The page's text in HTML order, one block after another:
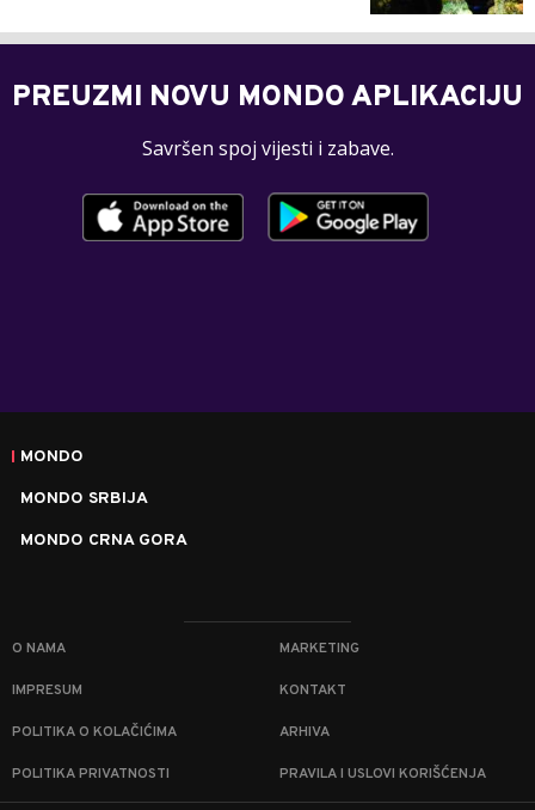
PREUZMI NOVU MONDO APLIKACIJU
Savršen spoj vijesti i zabave.
MONDO
MONDO SRBIJA
MONDO CRNA GORA
O NAMA MARKETING
IMPRESUM KONTAKT
POLITIKA O KOLAČIĆIMA ARHIVA
POLITIKA PRIVATNOSTI PRAVILA I USLOVI KORIŠĆENJA